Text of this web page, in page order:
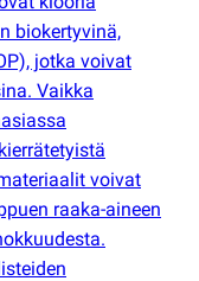
biokertyvinä,
jotka voivat
Vaikka
voivat
raaka-aineen